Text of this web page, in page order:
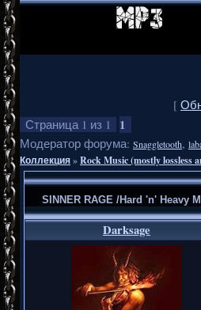
[
Страница 1 из 1 1
Модератор форума: Snaggletooth,
Коллекция»Rock Music (mostly lossless
SINNER RAGE /Hard 'n' Heavy
Darksage